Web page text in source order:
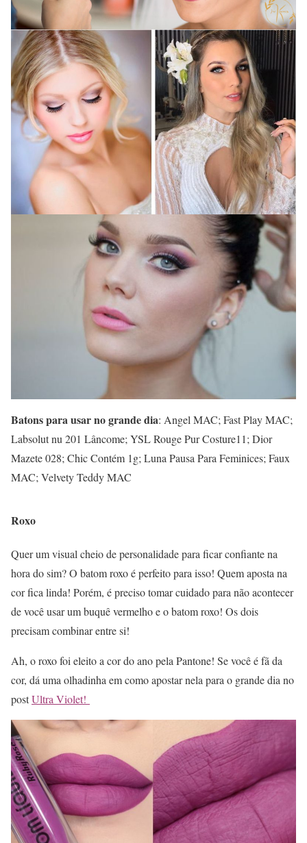
Batons para usar no grande dia: Angel MAC; Fast Play MAC;
Labsolut nu 201 Lâncome; YSL Rouge Pur Costure11; Dior
Mazete 028; Chic Contém 1g; Luna Pausa Para Feminices; Faux
MAC; Velvety Teddy MAC
Roxo
Quer um visual cheio de personalidade para ficar confiante na
hora do sim? O batom roxo é perfeito para isso! Quem aposta na
cor fica linda! Porém, é preciso tomar cuidado para não acontecer
de você usar um buquê vermelho e o batom roxo! Os dois
precisam combinar entre si!
Ah, o roxo foi eleito a cor do ano pela Pantone! Se você é fã da
cor, dá uma olhadinha em como apostar nela para o grande dia no
postUltra Violet!